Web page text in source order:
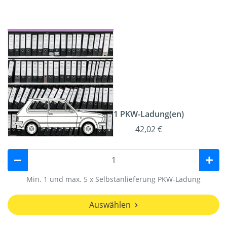
1 PKW-Ladung(en)
42,02 €
Min. 1 und max. 5 x Selbstanlieferung PKW-Ladung
Auswählen